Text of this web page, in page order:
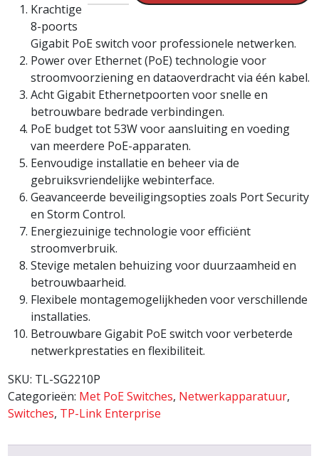
Krachtige
8-poorts
Gigabit PoE switch voor professionele netwerken.
Power over Ethernet (PoE) technologie voor
stroomvoorziening en dataoverdracht via één kabel.
Acht Gigabit Ethernetpoorten voor snelle en
betrouwbare bedrade verbindingen.
PoE budget tot 53W voor aansluiting en voeding
van meerdere PoE-apparaten.
Eenvoudige installatie en beheer via de
gebruiksvriendelijke webinterface.
Geavanceerde beveiligingsopties zoals Port Security
en Storm Control.
Energiezuinige technologie voor efficiënt
stroomverbruik.
Stevige metalen behuizing voor duurzaamheid en
betrouwbaarheid.
Flexibele montagemogelijkheden voor verschillende
installaties.
Betrouwbare Gigabit PoE switch voor verbeterde
netwerkprestaties en flexibiliteit.
SKU: TL-SG2210P
Categorieën: Met PoE Switches, Netwerkapparatuur,
Switches, TP-Link Enterprise